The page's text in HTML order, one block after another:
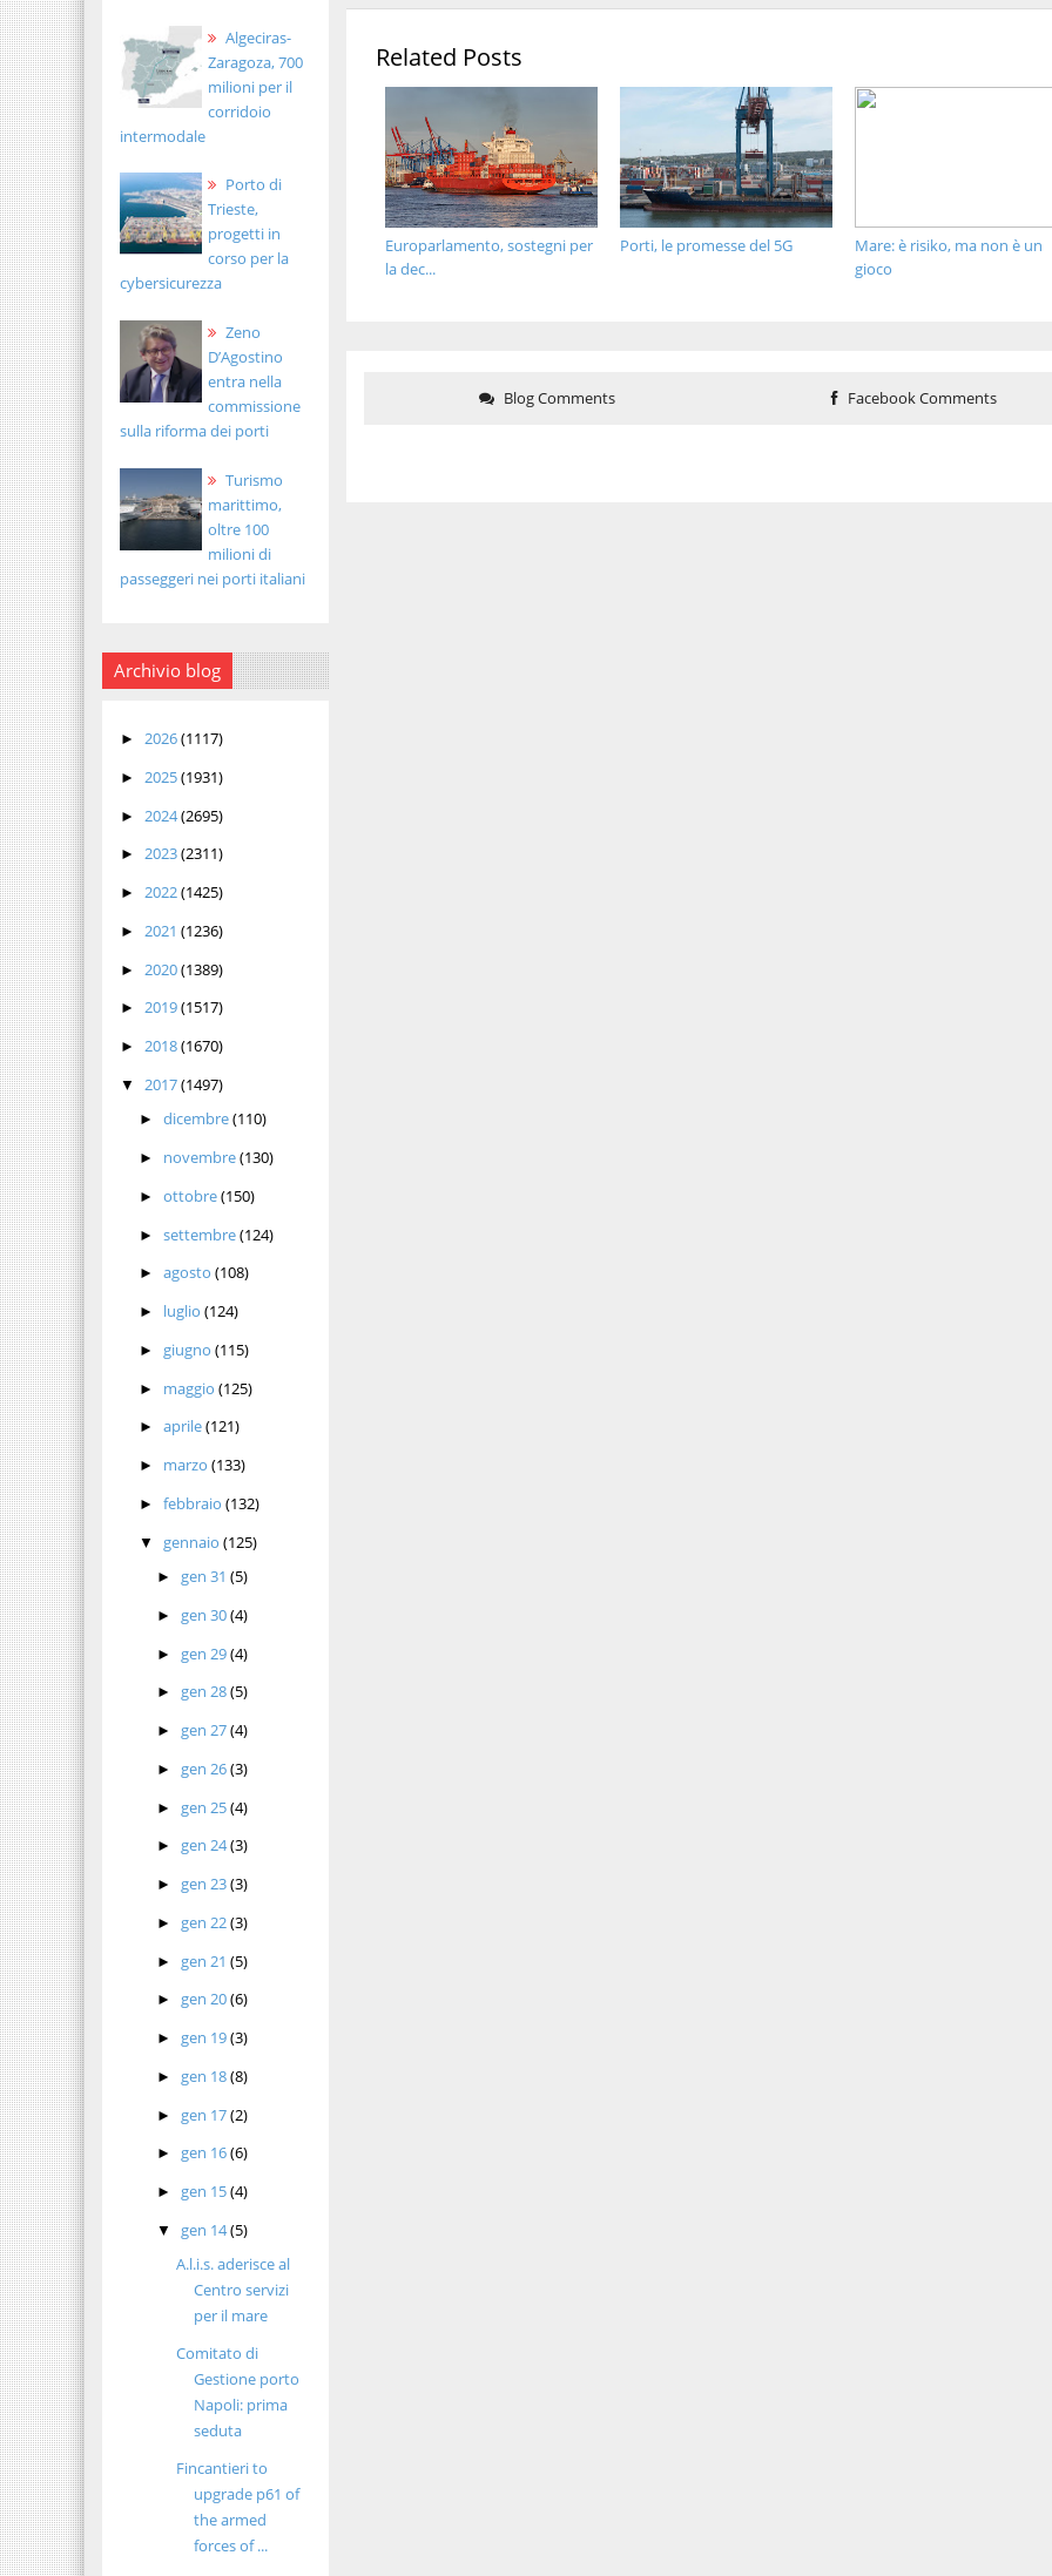
Algeciras-
Zaragoza, 700
milioni per il
corridoio
intermodale
Porto di
Trieste,
progetti in
corso per la
cybersicurezza
Zeno
D’Agostino
entra nella
commissione
sulla riforma dei porti
Turismo
marittimo,
oltre 100
milioni di
passeggeri nei porti italiani
Archivio blog
► 2026(1117)
► 2025(1931)
► 2024(2695)
► 2023(2311)
► 2022(1425)
► 2021 (1236)
► 2020(1389)
► 2019(1517)
► 2018(1670)
▼ 2017(1497)
► dicembre(110)
► novembre(130)
► ottobre(150)
► settembre(124)
► agosto (108)
► luglio (124)
► giugno (115)
► maggio (125)
► aprile(121)
► marzo (133)
► febbraio (132)
▼ gennaio (125)
► gen 31(5)
► gen 30(4)
► gen 29(4)
► gen 28(5)
► gen 27(4)
► gen 26(3)
► gen 25(4)
► gen 24(3)
► gen 23(3)
► gen 22(3)
► gen 21(5)
► gen 20(6)
► gen 19(3)
► gen 18(8)
► gen 17(2)
► gen 16(6)
► gen 15(4)
▼ gen 14(5)
A.l.i.s. aderisce al
Centro servizi
per il mare
Comitato di
Gestione porto
Napoli: prima
seduta
Fincantieri to
upgrade p61 of
the armed
forces of ...
Related Posts
Mare: è risiko, ma non è un
gioco
Porti, le promesse del 5G
Europarlamento, sostegni per
la dec...
Blog Comments Facebook Comments